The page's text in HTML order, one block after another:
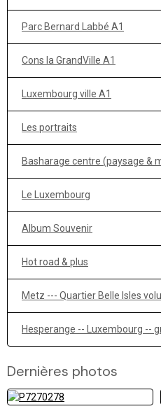
Parc Bernard Labbé A1
Cons la GrandVille A1
Luxembourg ville A1
Les portraits
Basharage centre (paysage &
Le Luxembourg
Album Souvenir
Hot road & plus
Metz --- Quartier Belle Isles
Hesperange -- Luxembourg --
Dernières photos